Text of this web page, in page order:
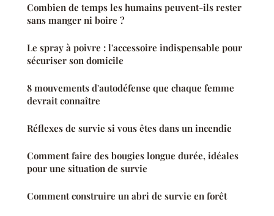
Combien de temps les humains peuvent-ils rester
sans manger ni boire ?
Le spray à poivre : l'accessoire indispensable pour
sécuriser son domicile
8 mouvements d'autodéfense que chaque femme
devrait connaître
Réflexes de survie si vous êtes dans un incendie
Comment faire des bougies longue durée, idéales
pour une situation de survie
Comment construire un abri de survie en forêt